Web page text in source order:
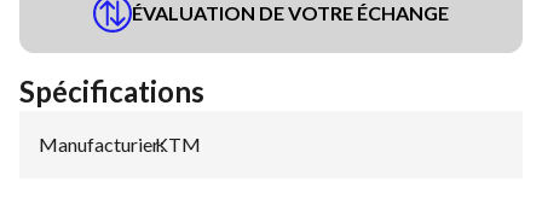
ÉVALUATION DE VOTRE ÉCHANGE
Spécifications
Manufacturier:
KTM